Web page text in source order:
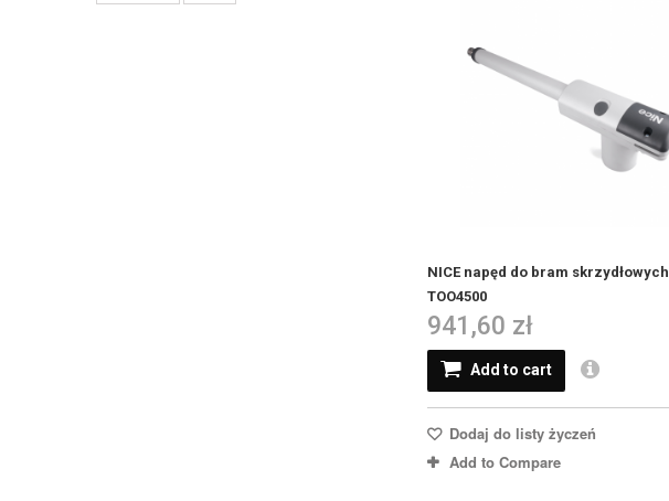
NICE napęd do bram skrzydłowych
TOO4500
941,60 zł
Add to cart
Dodaj do listy życzeń
Add to Compare